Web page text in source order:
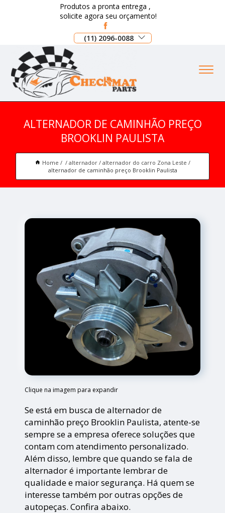
Produtos a pronta entrega ,
solicite agora seu orçamento!
(11) 2096-0088
ALTERNADOR DE CAMINHÃO PREÇO
BROOKLIN PAULISTA
Home alternador
alternador do carro Zona Leste
alternador de caminhão preço Brooklin Paulista
Clique na imagem para expandir
Se está em busca de alternador de
caminhão preço Brooklin Paulista, atente-se
sempre se a empresa oferece soluções que
contam com atendimento personalizado.
Além disso, lembre que quando se fala de
alternador é importante lembrar de
qualidade e maior segurança. Há quem se
interesse também por outras opções de
autopeças. Confira abaixo.